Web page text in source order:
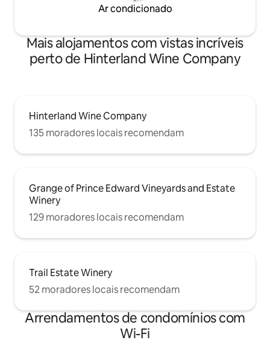
Ar condicionado
Mais alojamentos com vistas incríveis
perto de Hinterland Wine Company
Hinterland Wine Company
135 moradores locais recomendam
Grange of Prince Edward Vineyards and Estate
Winery
129 moradores locais recomendam
Trail Estate Winery
52 moradores locais recomendam
Arrendamentos de condomínios com
Wi-Fi